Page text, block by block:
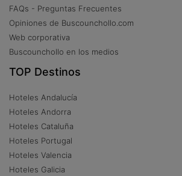
FAQs - Preguntas Frecuentes
Opiniones de Buscounchollo.com
Web corporativa
Buscounchollo en los medios
TOP Destinos
Hoteles Andalucía
Hoteles Andorra
Hoteles Cataluña
Hoteles Portugal
Hoteles Valencia
Hoteles Galicia